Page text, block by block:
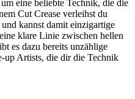
eine beliebte Technik, die die
Cut Crease verleihst du
kannst damit einzigartige
klare Linie zwischen hellen
es dazu bereits unzählige
up Artists, die dir die Technik